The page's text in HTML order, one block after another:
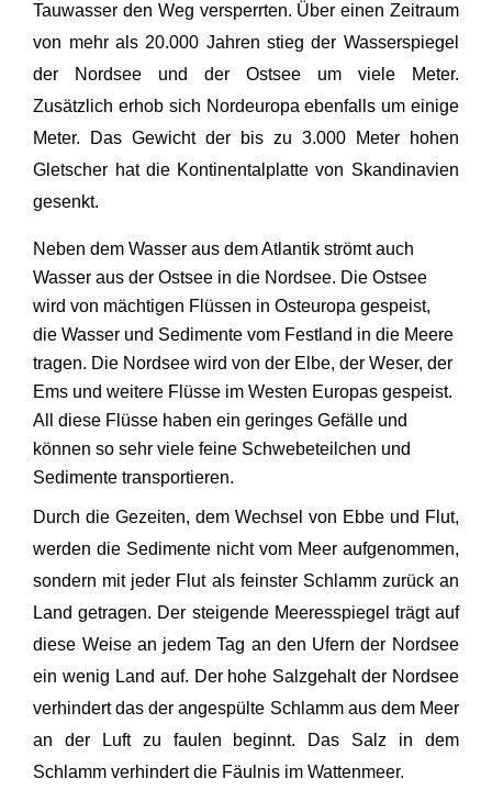
Tauwasser den Weg versperrten. Über einen Zeitraum
von mehr als 20.000 Jahren stieg der Wasserspiegel
der Nordsee und der Ostsee um viele Meter.
Zusätzlich erhob sich Nordeuropa ebenfalls um einige
Meter. Das Gewicht der bis zu 3.000 Meter hohen
Gletscher hat die Kontinentalplatte von Skandinavien
gesenkt.
Neben dem Wasser aus dem Atlantik strömt auch
Wasser aus der Ostsee in die Nordsee. Die Ostsee
wird von mächtigen Flüssen in Osteuropa gespeist,
die Wasser und Sedimente vom Festland in die Meere
tragen. Die Nordsee wird von der Elbe, der Weser, der
Ems und weitere Flüsse im Westen Europas gespeist.
All diese Flüsse haben ein geringes Gefälle und
können so sehr viele feine Schwebeteilchen und
Sedimente transportieren.
Durch die Gezeiten, dem Wechsel von Ebbe und Flut,
werden die Sedimente nicht vom Meer aufgenommen,
sondern mit jeder Flut als feinster Schlamm zurück an
Land getragen. Der steigende Meeresspiegel trägt auf
diese Weise an jedem Tag an den Ufern der Nordsee
ein wenig Land auf. Der hohe Salzgehalt der Nordsee
verhindert das der angespülte Schlamm aus dem Meer
an der Luft zu faulen beginnt. Das Salz in dem
Schlamm verhindert die Fäulnis im Wattenmeer.